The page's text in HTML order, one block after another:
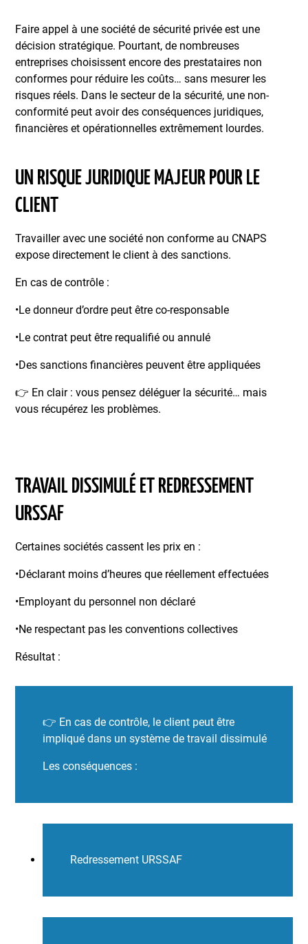
Faire appel à une société de sécurité privée est une
décision stratégique. Pourtant, de nombreuses
entreprises choisissent encore des prestataires non
conformes pour réduire les coûts… sans mesurer les
risques réels. Dans le secteur de la sécurité, une non-
conformité peut avoir des conséquences juridiques,
financières et opérationnelles extrêmement lourdes.
UN RISQUE JURIDIQUE MAJEUR POUR LE
CLIENT
Travailler avec une société non conforme au CNAPS
expose directement le client à des sanctions.
En cas de contrôle :
•Le donneur d’ordre peut être co-responsable
•Le contrat peut être requalifié ou annulé
•Des sanctions financières peuvent être appliquées
👉 En clair : vous pensez déléguer la sécurité… mais
vous récupérez les problèmes.
TRAVAIL DISSIMULÉ ET REDRESSEMENT
URSSAF
Certaines sociétés cassent les prix en :
•Déclarant moins d’heures que réellement effectuées
•Employant du personnel non déclaré
•Ne respectant pas les conventions collectives
Résultat :
👉 En cas de contrôle, le client peut être
impliqué dans un système de travail dissimulé
Les conséquences :
Redressement URSSAF